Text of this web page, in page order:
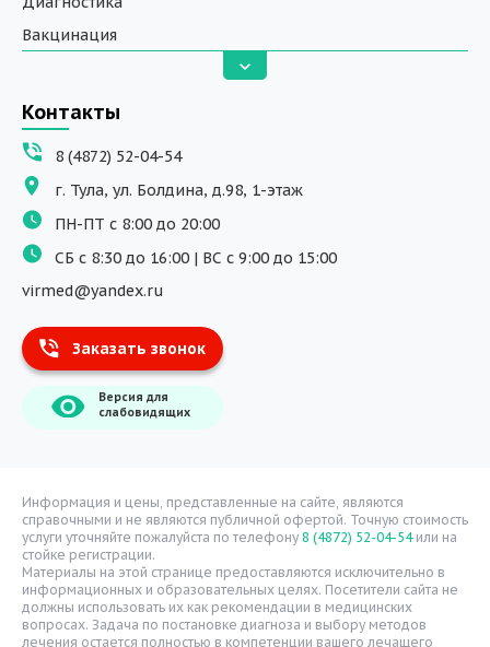
Вакцинация
Вызов на дом
ДНК исследования
Программы обучения
Физиотерапия
ДМС
Массаж
Тест на хеликобактер
Информация
О компании
Расписание врачей
Надзорные органы
Статьи
Вопрос-ответ
Видео
Контакты
8 (4872) 52-04-54
г. Тула, ул. Болдина, д.98, 1-этаж
ПН-ПТ с 8:00 до 20:00
СБ с 8:30 до 16:00 | ВС с 9:00 до 15:00
virmed@yandex.ru
Заказать звонок
Версия для
слабовидящих
Информация и цены, представленные на сайте, являются
справочными и не являются публичной офертой. Точную стоимость
услуги уточняйте пожалуйста по телефону 8 (4872) 52-04-54или на
стойке регистрации.
Материалы на этой странице предоставляются исключительно в
информационных и образовательных целях. Посетители сайта не
должны использовать их как рекомендации в медицинских
вопросах. Задача по постановке диагноза и выбору методов
лечения остается полностью в компетенции вашего лечащего